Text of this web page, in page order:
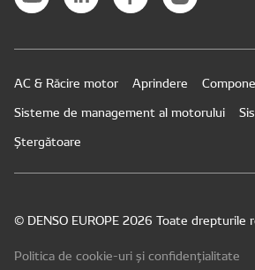
AC & Răcire motor Aprindere
Sisteme de management al motorului
Ștergătoare
© DENSO EUROPE 2026 Toate drepturile
Politica de cookie-uri și confidențialitate